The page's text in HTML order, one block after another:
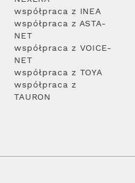
współpraca z INEA
współpraca z ASTA-
NET
współpraca z VOICE-
NET
współpraca z TOYA
współpraca z
TAURON